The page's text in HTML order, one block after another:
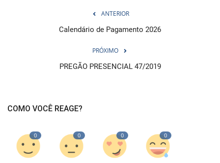
ANTERIOR
Calendário de Pagamento 2026
PRÓXIMO
PREGÃO PRESENCIAL 47/2019
COMO VOCÊ REAGE?
0 0 0 0